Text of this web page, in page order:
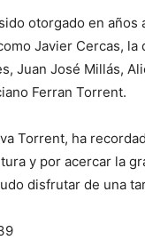
otorgado en años
Javier Cercas, la
Juan José Millás,
Ferran Torrent.
Torrent, ha
y por acercar la
disfrutar de una